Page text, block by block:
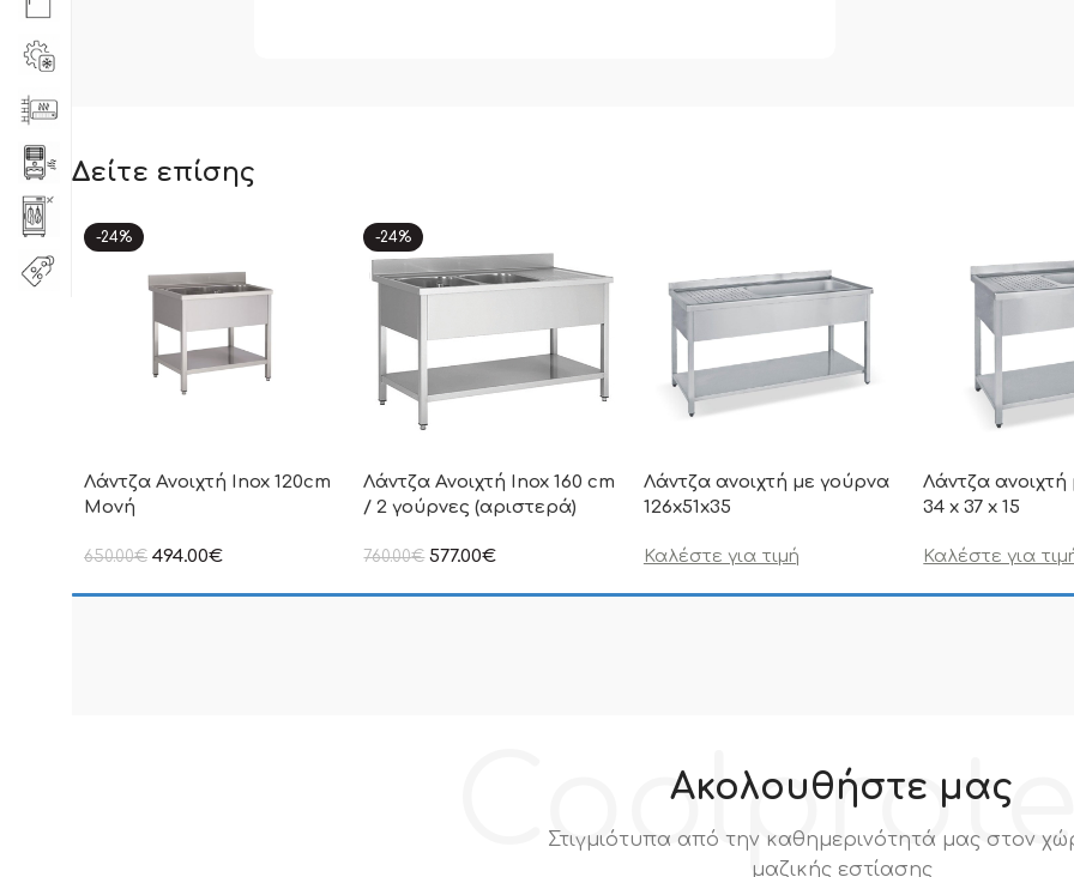
Δείτε επίσης
-24%
Λάντζα Ανοιχτή Inox 120cm
Μονή
650.00€ 494.00€
συμπεριλαμβάνεται Φ.Π.Α
-24%
Λάντζα Ανοιχτή Inox 160 cm
/ 2 γούρνες (αριστερά)
760.00€ 577.00€
συμπεριλαμβάνεται Φ.Π.Α
Λάντζα ανοιχτή με γούρνα
126x51x35
Καλέστε για τιμή
Λάντζα
34 x 37 x 15
Καλέστε για
Ακολουθήστε μας
Στιγμιότυπα από την καθημερινότητά μας στον
μαζικής εστίασης